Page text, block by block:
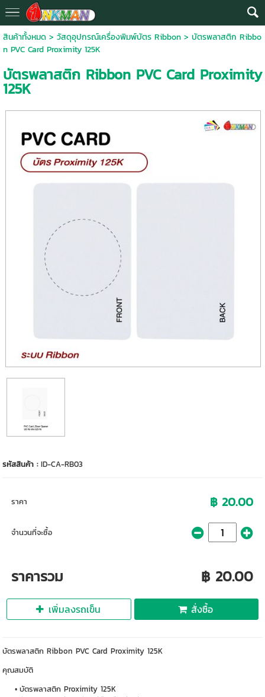
สินค้าทั้งหมด> วัสดุอุปกรณ์เครื่องพิมพ์บัตร Ribbon> บัตรพลาสติก Ribbo
n PVC Card Proximity 125K
บัตรพลาสติก Ribbon PVC Card Proximity
125K
รหัสสินค้า :ID-CA-RB03
ราคา ฿ 20.00
จำนวนที่จะซื้อ
ราคารวม ฿ 20.00
เพิ่มลงรถเข็น สั่งซื้อ
บัตรพลาสติก Ribbon PVC Card Proximity 125K
คุณสมบัติ
บัตรพลาสติก Proximity 125K